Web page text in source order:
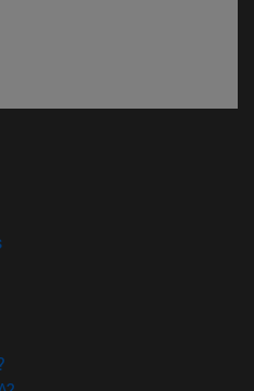
ventana)
(abre en nueva ventana)
en nueva ventana)